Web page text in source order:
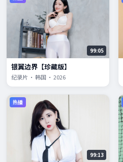
99:05
银翼边界【珍藏版】
纪录片 · 韩国 · 2026
热播
99:13